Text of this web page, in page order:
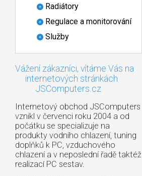
Radiátory
Regulace a monitorování
Služby
Vážení zákazníci, vítáme Vás na
internetových stránkách
JSComputers.cz
Internetový obchod JSComputers
vznikl v červenci roku 2004 a od
počátku se specializuje na
produkty vodního chlazení, tuning
doplňků k PC, vzduchového
chlazení a v neposlední řadě taktéž
realizací PC sestav.